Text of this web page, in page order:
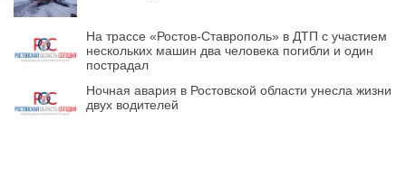
На трассе «Ростов-Ставрополь» в ДТП с участием
нескольких машин два человека погибли и один
пострадал
Ночная авария в Ростовской области унесла жизни
двух водителей